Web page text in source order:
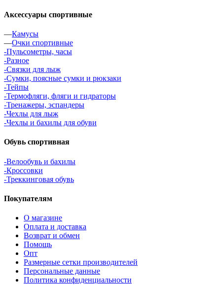
Аксессуары спортивные
—Камусы
—Очки спортивные
-Пульсометры, часы
-Разное
-Связки для лыж
-Сумки, поясные сумки и рюкзаки
-Тейпы
-Термофляги, фляги и гидраторы
-Тренажеры, эспандеры
-Чехлы для лыж
-Чехлы и бахилы для обуви
Обувь спортивная
-Велообувь и бахилы
-Кроссовки
-Треккинговая обувь
Покупателям
О магазине
Оплата и доставка
Возврат и обмен
Помощь
Опт
Размерные сетки производителей
Персональные данные
Политика конфиденциальности